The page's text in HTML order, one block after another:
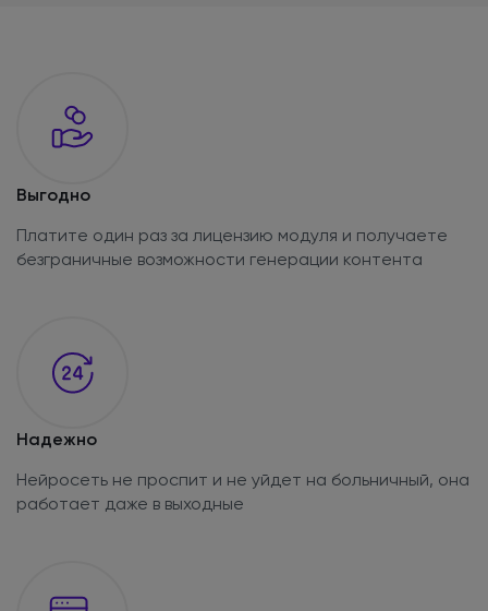
Выгодно
Платите один раз за лицензию модуля и получаете
безграничные возможности генерации контента
Надежно
Нейросеть не проспит и не уйдет на больничный, она
работает даже в выходные